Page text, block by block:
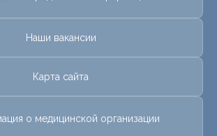
Наши вакансии
Карта сайта
о медицинской организации